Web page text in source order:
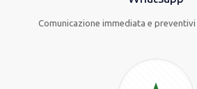
Comunicazione immediata e